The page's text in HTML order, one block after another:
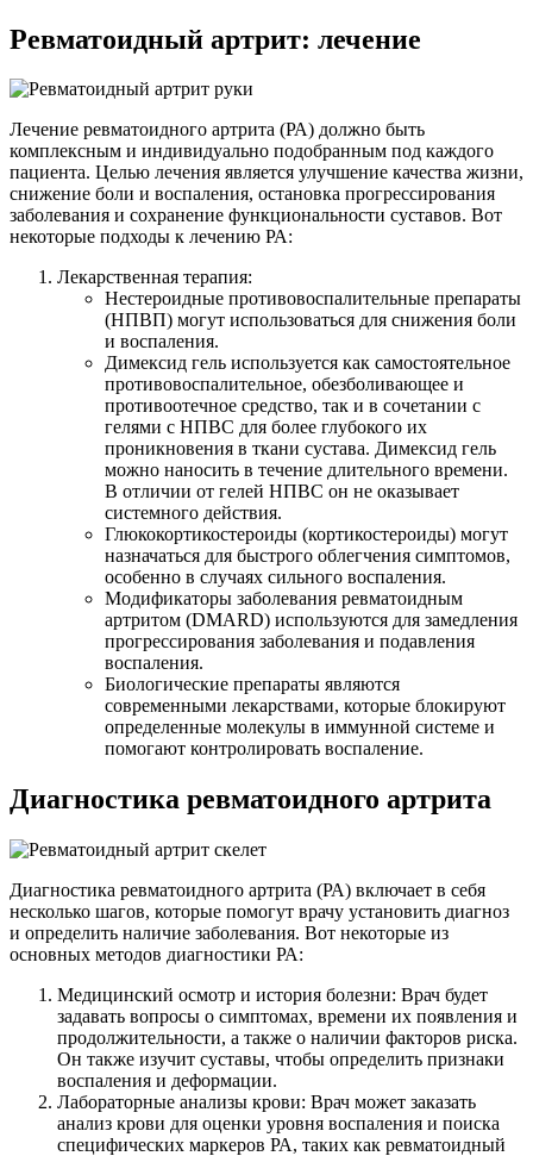
Ревматоидный артрит: лечение
Лечение ревматоидного артрита (РА) должно быть
комплексным и индивидуально подобранным под каждого
пациента. Целью лечения является улучшение качества жизни,
снижение боли и воспаления, остановка прогрессирования
заболевания и сохранение функциональности суставов. Вот
некоторые подходы к лечению РА:
Лекарственная терапия:
Нестероидные противовоспалительные препараты
(НПВП) могут использоваться для снижения боли
и воспаления.
Димексид гель используется как самостоятельное
противовоспалительное, обезболивающее и
противоотечное средство, так и в сочетании с
гелями с НПВС для более глубокого их
проникновения в ткани сустава. Димексид гель
можно наносить в течение длительного времени.
В отличии от гелей НПВС он не оказывает
системного действия.
Глюкокортикостероиды (кортикостероиды) могут
назначаться для быстрого облегчения симптомов,
особенно в случаях сильного воспаления.
Модификаторы заболевания ревматоидным
артритом (DMARD) используются для замедления
прогрессирования заболевания и подавления
воспаления.
Биологические препараты являются
современными лекарствами, которые блокируют
определенные молекулы в иммунной системе и
помогают контролировать воспаление.
Диагностика ревматоидного артрита
Диагностика ревматоидного артрита (РА) включает в себя
несколько шагов, которые помогут врачу установить диагноз
и определить наличие заболевания. Вот некоторые из
основных методов диагностики РА:
Медицинский осмотр и история болезни: Врач будет
задавать вопросы о симптомах, времени их появления и
продолжительности, а также о наличии факторов риска.
Он также изучит суставы, чтобы определить признаки
воспаления и деформации.
Лабораторные анализы крови: Врач может заказать
анализ крови для оценки уровня воспаления и поиска
специфических маркеров РА, таких как ревматоидный